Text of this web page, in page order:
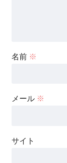
名前 ※
メール ※
サイト